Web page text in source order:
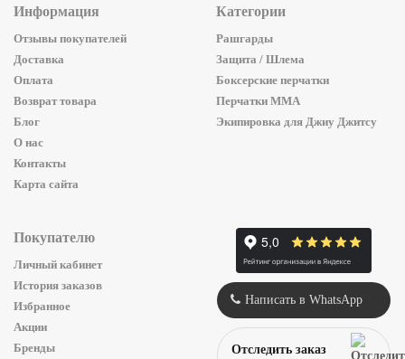
Информация
Отзывы покупателей
Доставка
Оплата
Возврат товара
Блог
О нас
Контакты
Карта сайта
Категории
Рашгарды
Защита / Шлема
Боксерские перчатки
Перчатки ММА
Экипировка для Джиу Джитсу
Покупателю
Личный кабинет
История заказов
Избранное
Акции
Бренды
Написать в WhatsApp
Отследить заказ